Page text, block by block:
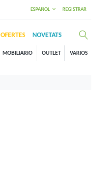
ESPAÑOL REGISTRAR
OFERTES NOVETATS
MOBILIARIO OUTLET VARIOS